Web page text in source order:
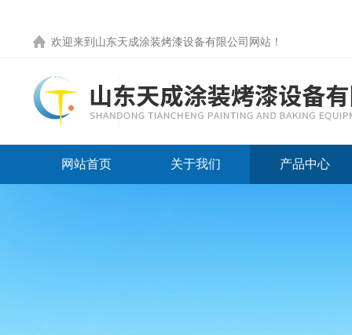
欢迎来到 山东天成涂装烤漆设备有限公司网站 ！
网站首页 关于我们 产品中心